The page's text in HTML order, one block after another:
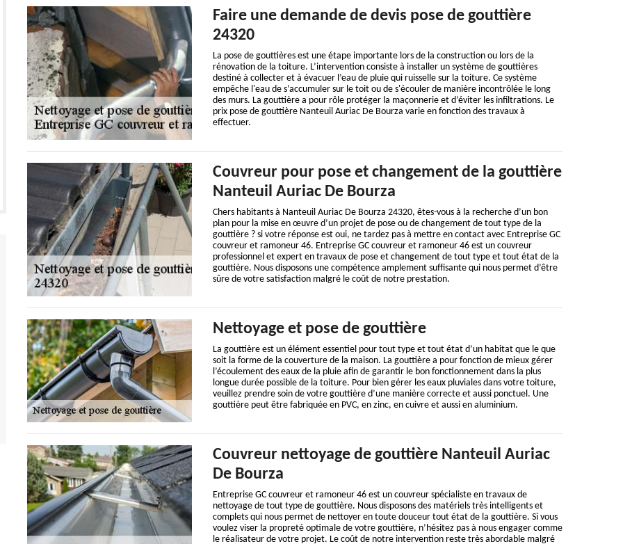
Faire une demande de devis pose de gouttière
24320
La pose de gouttières est une étape importante lors de la construction ou lors de la
rénovation de la toiture. L’intervention consiste à installer un système de gouttières
destiné à collecter et à évacuer l’eau de pluie qui ruisselle sur la toiture. Ce système
empêche l'eau de s’accumuler sur le toit ou de s'écouler de manière incontrôlée le long
des murs. La gouttière a pour rôle protéger la maçonnerie et d’éviter les infiltrations. Le
prix pose de gouttière Nanteuil Auriac De Bourza varie en fonction des travaux à
effectuer.
Couvreur pour pose et changement de la gouttière
Nanteuil Auriac De Bourza
Chers habitants à Nanteuil Auriac De Bourza 24320, êtes-vous à la recherche d’un bon
plan pour la mise en œuvre d’un projet de pose ou de changement de tout type de la
gouttière ? si votre réponse est oui, ne tardez pas à mettre en contact avec Entreprise GC
couvreur et ramoneur 46. Entreprise GC couvreur et ramoneur 46 est un couvreur
professionnel et expert en travaux de pose et changement de tout type et tout état de la
gouttière. Nous disposons une compétence amplement suffisante qui nous permet d’être
sûre de votre satisfaction malgré le coût de notre prestation.
Nettoyage et pose de gouttière
La gouttière est un élément essentiel pour tout type et tout état d’un habitat que le que
soit la forme de la couverture de la maison. La gouttière a pour fonction de mieux gérer
l’écoulement des eaux de la pluie afin de garantir le bon fonctionnement dans la plus
longue durée possible de la toiture. Pour bien gérer les eaux pluviales dans votre toiture,
veuillez prendre soin de votre gouttière d’une manière correcte et aussi ponctuel. Une
gouttière peut être fabriquée en PVC, en zinc, en cuivre et aussi en aluminium.
Couvreur nettoyage de gouttière Nanteuil Auriac
De Bourza
Entreprise GC couvreur et ramoneur 46 est un couvreur spécialiste en travaux de
nettoyage de tout type de gouttière. Nous disposons des matériels très intelligents et
complets qui nous permet de nettoyer en toute douceur tout état de la gouttière. Si vous
voulez viser la propreté optimale de votre gouttière, n’hésitez pas à nous engager comme
le réalisateur de votre projet. Le coût de notre intervention reste très abordable malgré